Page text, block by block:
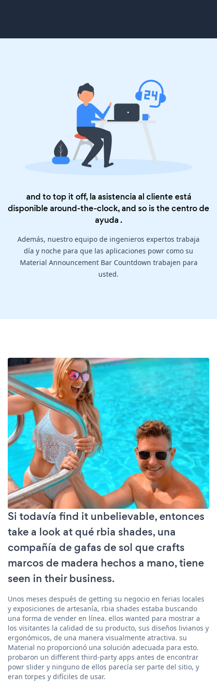
and to top it off, la asistencia al cliente está
disponible around-the-clock, and so is thecentro de
ayuda .
Además, nuestro equipo de ingenieros expertos trabaja
día y noche para que las aplicaciones powr como su
Material Announcement Bar Countdown trabajen para
usted.
Si todavía find it unbelievable, entonces
take a look at qué rbia shades, una
compañía de gafas de sol que crafts
marcos de madera hechos a mano, tiene
seen in their business.
Unos meses después de getting su negocio en ferias locales
y exposiciones de artesanía, rbia shades estaba buscando
una forma de vender en línea. ellos wanted para mostrar a
los visitantes la calidad de su producto, sus diseños livianos y
ergonómicos, de una manera visualmente atractiva. su
Material no proporcionó una solución adecuada para esto.
probaron un different third-party apps antes de encontrar
powr slider y ninguno de ellos parecía ser parte del sitio, y
eran torpes y difíciles de usar.